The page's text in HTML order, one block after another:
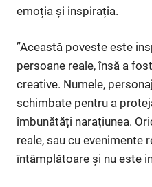
emoția și inspirația.
”Această poveste este
persoane reale, însă a
creative. Numele,
schimbate pentru a
îmbunătăți narațiunea.
reale, sau cu evenimente
întâmplătoare și nu este